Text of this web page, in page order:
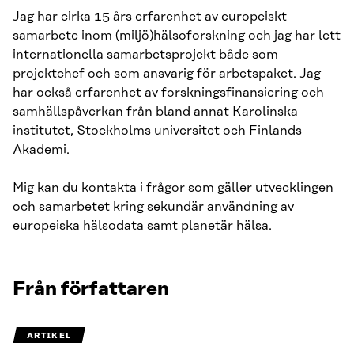
Jag har cirka 15 års erfarenhet av europeiskt
samarbete inom (miljö)hälsoforskning och jag har lett
internationella samarbetsprojekt både som
projektchef och som ansvarig för arbetspaket. Jag
har också erfarenhet av forskningsfinansiering och
samhällspåverkan från bland annat Karolinska
institutet, Stockholms universitet och Finlands
Akademi.
Mig kan du kontakta i frågor som gäller utvecklingen
och samarbetet kring sekundär användning av
europeiska hälsodata samt planetär hälsa.
Från författaren
ARTIKEL